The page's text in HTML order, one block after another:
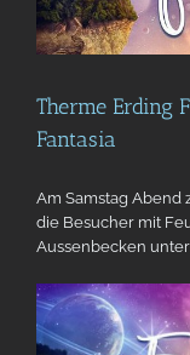
Therme Erding
Fantasia
Am Samstag Abend
die Besucher mit
Aussenbecken